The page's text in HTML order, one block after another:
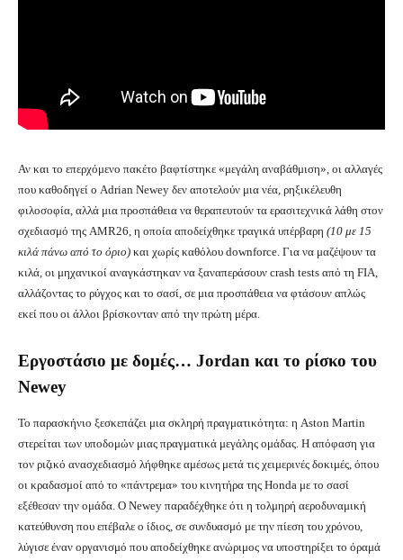
Αν και το επερχόμενο πακέτο βαφτίστηκε «μεγάλη αναβάθμιση», οι αλλαγές
που καθοδηγεί ο Adrian Newey δεν αποτελούν μια νέα, ρηξικέλευθη
φιλοσοφία, αλλά μια προσπάθεια να θεραπευτούν τα ερασιτεχνικά λάθη στον
σχεδιασμό της AMR26, η οποία αποδείχθηκε τραγικά υπέρβαρη (10 με 15
κιλά πάνω από το όριο) και χωρίς καθόλου downforce. Για να μαζέψουν τα
κιλά, οι μηχανικοί αναγκάστηκαν να ξαναπεράσουν crash tests από τη FIA,
αλλάζοντας το ρύγχος και το σασί, σε μια προσπάθεια να φτάσουν απλώς
εκεί που οι άλλοι βρίσκονταν από την πρώτη μέρα.
Εργοστάσιο με δομές… Jordan και το ρίσκο του
Newey
Το παρασκήνιο ξεσκεπάζει μια σκληρή πραγματικότητα: η Aston Martin
στερείται των υποδομών μιας πραγματικά μεγάλης ομάδας. Η απόφαση για
τον ριζικό ανασχεδιασμό λήφθηκε αμέσως μετά τις χειμερινές δοκιμές, όπου
οι κραδασμοί από το «πάντρεμα» του κινητήρα της Honda με το σασί
εξέθεσαν την ομάδα. Ο Newey παραδέχθηκε ότι η τολμηρή αεροδυναμική
κατεύθυνση που επέβαλε ο ίδιος, σε συνδυασμό με την πίεση του χρόνου,
λύγισε έναν οργανισμό που αποδείχθηκε ανώριμος να υποστηρίξει το όραμά